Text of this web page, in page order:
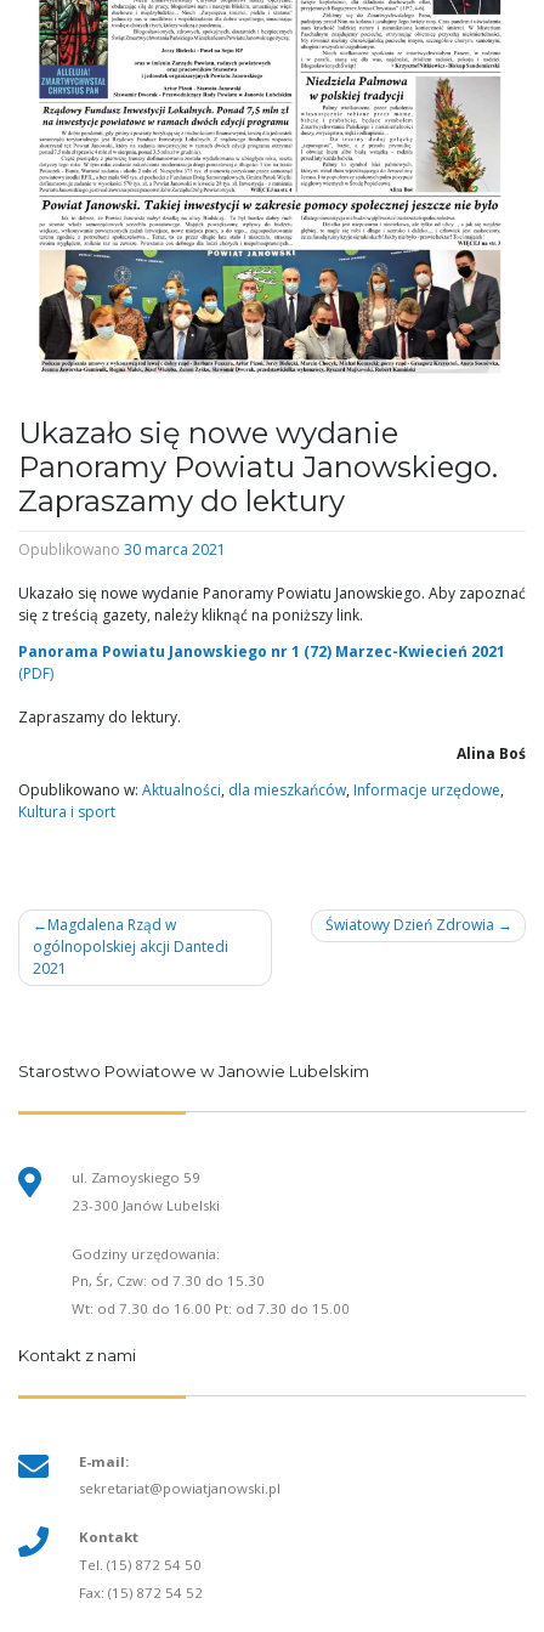
Ukazało się nowe wydanie
Panoramy Powiatu Janowskiego.
Zapraszamy do lektury
Opublikowano 30 marca 2021
Ukazało się nowe wydanie Panoramy Powiatu Janowskiego. Aby zapoznać
się z treścią gazety, należy kliknąć na poniższy link.
Panorama Powiatu Janowskiego nr 1 (72) Marzec-Kwiecień 2021
(PDF)
Zapraszamy do lektury.
Alina Boś
Opublikowano w: Aktualności, dla mieszkańców, Informacje urzędowe,
Kultura i sport
Nawigacja
wpisu
Magdalena Rząd w
ogólnopolskiej akcji Dantedi
2021
Światowy Dzień Zdrowia
Starostwo Powiatowe w Janowie Lubelskim
ul. Zamoyskiego 59
23-300 Janów Lubelski
Godziny urzędowania:
Pn, Śr, Czw: od 7.30 do 15.30
Wt: od 7.30 do 16.00 Pt: od 7.30 do 15.00
Kontakt z nami
E-mail:
sekretariat@powiatjanowski.pl
Kontakt
Tel. (15) 872 54 50
Fax: (15) 872 54 52